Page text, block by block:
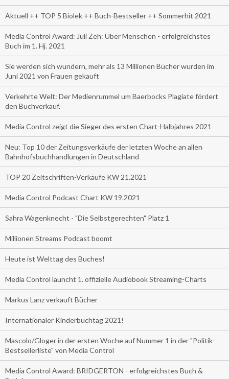
Aktuell ++ TOP 5 Biolek ++ Buch-Bestseller ++ Sommerhit 2021
Media Control Award: Juli Zeh: Über Menschen - erfolgreichstes
Buch im 1. Hj. 2021
Sie werden sich wundern, mehr als 13 Millionen Bücher wurden im
Juni 2021 von Frauen gekauft
Verkehrte Welt: Der Medienrummel um Baerbocks Plagiate fördert
den Buchverkauf.
Media Control zeigt die Sieger des ersten Chart-Halbjahres 2021
Neu: Top 10 der Zeitungsverkäufe der letzten Woche an allen
Bahnhofsbuchhandlungen in Deutschland
TOP 20 Zeitschriften-Verkäufe KW 21.2021
Media Control Podcast Chart KW 19.2021
Sahra Wagenknecht - "Die Selbstgerechten" Platz 1
Millionen Streams Podcast boomt
Heute ist Welttag des Buches!
Media Control launcht 1. offizielle Audiobook Streaming-Charts
Markus Lanz verkauft Bücher
Internationaler Kinderbuchtag 2021!
Mascolo/Gloger in der ersten Woche auf Nummer 1 in der "Politik-
Bestsellerliste" von Media Control
Media Control Award: BRIDGERTON - erfolgreichstes Buch &